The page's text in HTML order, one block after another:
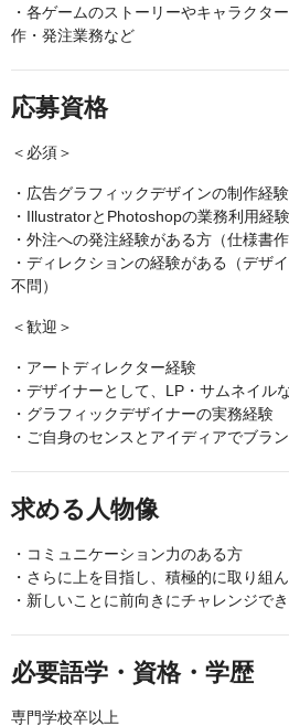
・各ゲームのストーリーやキャラクタ
作・発注業務など
応募資格
＜必須＞
・広告グラフィックデザインの制作経験
・IllustratorとPhotoshopの業務利用経
・外注への発注経験がある方（仕様書作
・ディレクションの経験がある（デザ
不問）
＜歓迎＞
・アートディレクター経験
・デザイナーとして、LP・サムネイル
・グラフィックデザイナーの実務経験
・ご自身のセンスとアイディアでブラ
求める人物像
・コミュニケーション力のある方
・さらに上を目指し、積極的に取り組
・新しいことに前向きにチャレンジで
必要語学・資格・学歴
専門学校卒以上